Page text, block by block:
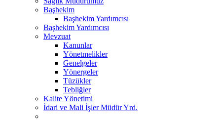
Başhekim
Başhekim Yardımcısı
Başhekim Yardımcısı
Mevzuat
Kanunlar
Yönetmelikler
Genelgeler
Yönergeler
Tüzükler
Tebliğler
Kalite Yönetimi
İdari ve Mali İşler Müdür Yrd.